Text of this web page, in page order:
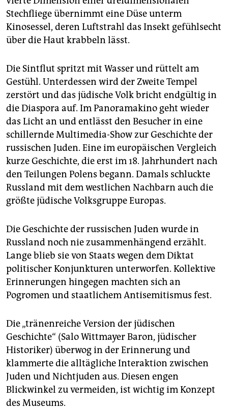
Stechfliege übernimmt eine Düse unterm
Kinosessel, deren Luftstrahl das Insekt gefühlsecht
über die Haut krabbeln lässt.
Die Sintflut spritzt mit Wasser und rüttelt am
Gestühl. Unterdessen wird der Zweite Tempel
zerstört und das jüdische Volk bricht endgültig in
die Diaspora auf. Im Panoramakino geht wieder
das Licht an und entlässt den Besucher in eine
schillernde Multimedia-Show zur Geschichte der
russischen Juden. Eine im europäischen Vergleich
kurze Geschichte, die erst im 18. Jahrhundert nach
den Teilungen Polens begann. Damals schluckte
Russland mit dem westlichen Nachbarn auch die
größte jüdische Volksgruppe Europas.
Die Geschichte der russischen Juden wurde in
Russland noch nie zusammenhängend erzählt.
Lange blieb sie von Staats wegen dem Diktat
politischer Konjunkturen unterworfen. Kollektive
Erinnerungen hingegen machten sich an
Pogromen und staatlichem Antisemitismus fest.
Die „tränenreiche Version der jüdischen
Geschichte“ (Salo Wittmayer Baron, jüdischer
Historiker) überwog in der Erinnerung und
klammerte die alltägliche Interaktion zwischen
Juden und Nichtjuden aus. Diesen engen
Blickwinkel zu vermeiden, ist wichtig im Konzept
des Museums.